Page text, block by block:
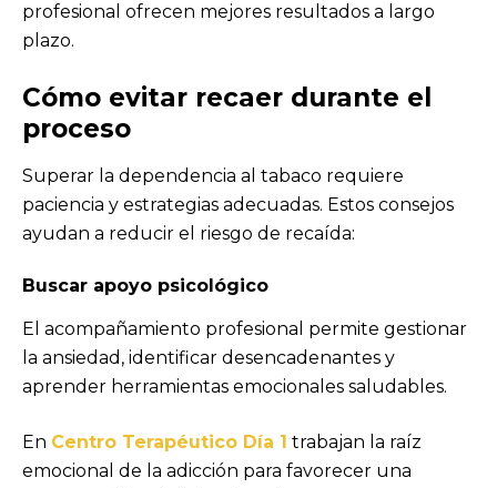
profesional ofrecen mejores resultados a largo
plazo.
Cómo evitar recaer durante el
proceso
Superar la dependencia al tabaco requiere
paciencia y estrategias adecuadas. Estos consejos
ayudan a reducir el riesgo de recaída:
Buscar apoyo psicológico
El acompañamiento profesional permite gestionar
la ansiedad, identificar desencadenantes y
aprender herramientas emocionales saludables.
En Centro Terapéutico Día 1 trabajan la raíz
emocional de la adicción para favorecer una